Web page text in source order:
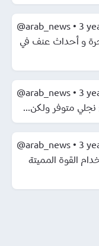
@arab_news • 3
و أحداث عنف في
@arab_news • 3
نجلي متوفر ولكن...
@arab_news • 3
القوة المميتة